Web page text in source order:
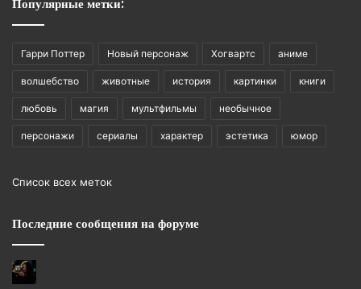
Гарри Поттер Новый персонаж Хогвартс аниме
волшебство животные история картинки книги
любовь магия мультфильмы необычное
персонажи сериалы характер эстетика юмор
Список всех меток
Последние сообщения на форуме